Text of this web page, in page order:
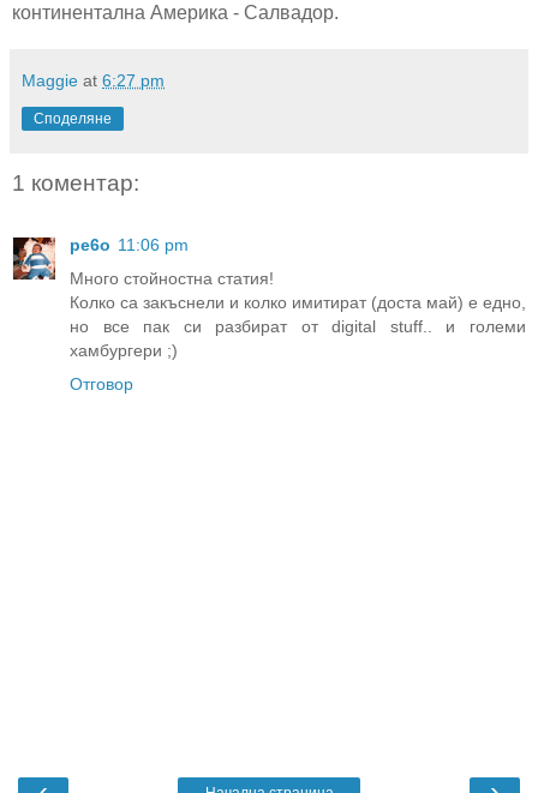
континентална Америка - Салвадор.
Maggie at 6:27 pm
Споделяне
1 коментар:
pe6o 11:06 pm
Много стойностна статия!
Колко са закъснели и колко имитират (доста май) е едно,
но все пак си разбират от digital stuff.. и големи
хамбургери ;)
Отговор